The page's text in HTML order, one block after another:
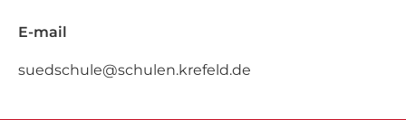
E-mail
suedschule@schulen.krefeld.de